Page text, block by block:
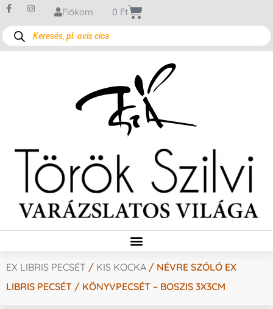
Fiókom 0 Ft
EX LIBRIS PECSÉT / KIS KOCKA / NÉVRE SZÓLÓ EX
LIBRIS PECSÉT / KÖNYVPECSÉT – BOSZIS 3X3CM